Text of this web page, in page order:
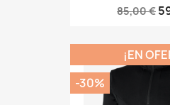
85,00 €
¡EN
-30%